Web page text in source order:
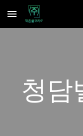
Skip to main content
청담